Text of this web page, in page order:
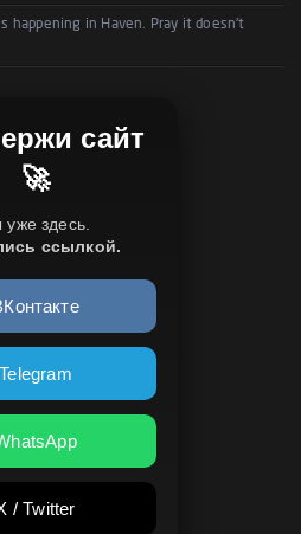
happening in Haven. Pray it doesn't
сайт
🚀
уже здесь.
ссылкой.
Telegram
/ Twitter